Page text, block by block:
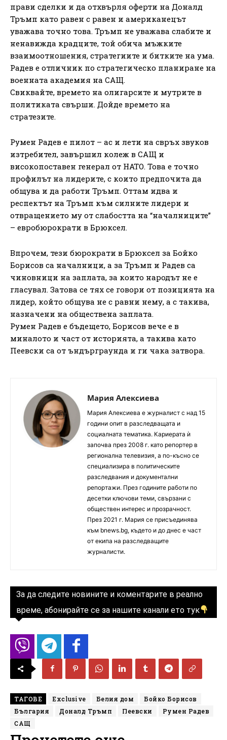
прави сделки и да отхвърля оферти на Доналд
Тръмп като равен с равен и американецът
уважава точно това. Тръмп не уважава слабите и
ненавижда крадците, той обича мъжките
взаимоотношения, стратегиите и битките на ума.
Радев е отличник по стратегическо планиране на
военната академия на САЩ.
Свиквайте, времето на олигарсите и мутрите в
политиката свърши. Дойде времето на
стратезите.
Румен Радев е пилот – ас и лети на свръх звуков
изтребител, завършил колеж в САЩ и
високопоставен генерал от НАТО. Това е точно
профилът на лидерите, с които предпочита да
общува и да работи Тръмп. Оттам идва и
респектът на Тръмп към силните лидери и
отвращението му от слабостта на “началниците”
– евробюрократи в Брюксел.
Впрочем, тези бюрократи в Брюксел за Бойко
Борисов са началници, а за Тръмп и Радев са
чиновници на заплата, за които народът не е
гласувал. Затова се тях се говори от позицията на
лидер, който общува не с равни нему, а с такива,
назначени на обществена заплата.
Румен Радев е бъдещето, Борисов вече е в
миналото и част от историята, а такива като
Пеевски са от ъндърграунда и ги чака затвора.
Мария Алексиева
Мария Алексиева е журналист с над 15
години опит в разследващата и
социалната тематика. Кариерата ѝ
започва през 2008 г. като репортер в
регионална телевизия, а по-късно се
специализира в политическите
разследвания и документални
репортажи. През годините работи по
десетки ключови теми, свързани с
обществен интерес и прозрачност.
През 2021 г. Мария се присъединява
към bnews.bg, където и до днес е част
от екипа на разследващите
журналисти.
За да следите новините и коментарите в реално
време, абонирайте се за нашите канали ето тук
ТАГОВЕ Exclusive Белия дом
Бойко Борисов
България
Доналд Тръмп Пеевски
Румен Радев
САЩ